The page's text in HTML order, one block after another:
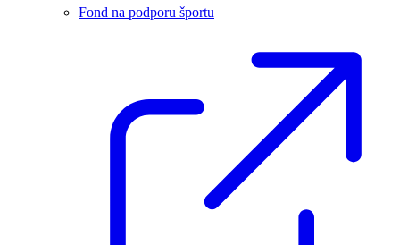
Fond na podporu športu